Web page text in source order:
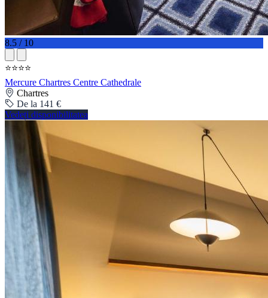
8.5 / 10
⭐⭐⭐⭐
Mercure Chartres Centre Cathedrale
Chartres
De la 141 €
Vedeți disponibilitatea